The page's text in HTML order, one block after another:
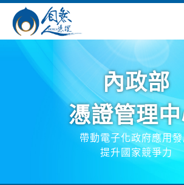
跳到主要內容
內政部
憑證管理
帶動電子化政府應用
提升國家競爭力